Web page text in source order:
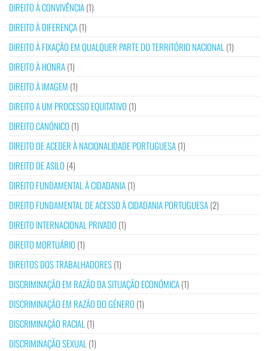
DIREITO À CONVIVÊNCIA(1)
DIREITO À DIFERENÇA(1)
DIREITO À FIXAÇÃO EM QUALQUER PARTE DO TERRITÓRIO NACIONAL(1)
DIREITO À HONRA(1)
DIREITO À IMAGEM (1)
DIREITO A UM PROCESSO EQUITATIVO (1)
DIREITO CANÓNICO (1)
DIREITO DE ACEDER À NACIONALIDADE PORTUGUESA(1)
DIREITO DE ASILO (4)
DIREITO FUNDAMENTAL À CIDADANIA(1)
DIREITO FUNDAMENTAL DE ACESSO À CIDADANIA PORTUGUESA(2)
DIREITO INTERNACIONAL PRIVADO (1)
DIREITO MORTUÁRIO (1)
DIREITOS DOS TRABALHADORES(1)
DISCRIMINAÇÃO EM RAZÃO DA SITUAÇÃO ECONÓMICA(1)
DISCRIMINAÇÃO EM RAZÃO DO GÉNERO (1)
DISCRIMINAÇÃO RACIAL(1)
DISCRIMINAÇÃO SEXUAL(1)